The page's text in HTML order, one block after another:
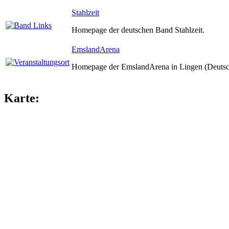
Stahlzeit
Homepage der deutschen Band Stahlzeit.
EmslandArena
Homepage der EmslandArena in Lingen
Karte: